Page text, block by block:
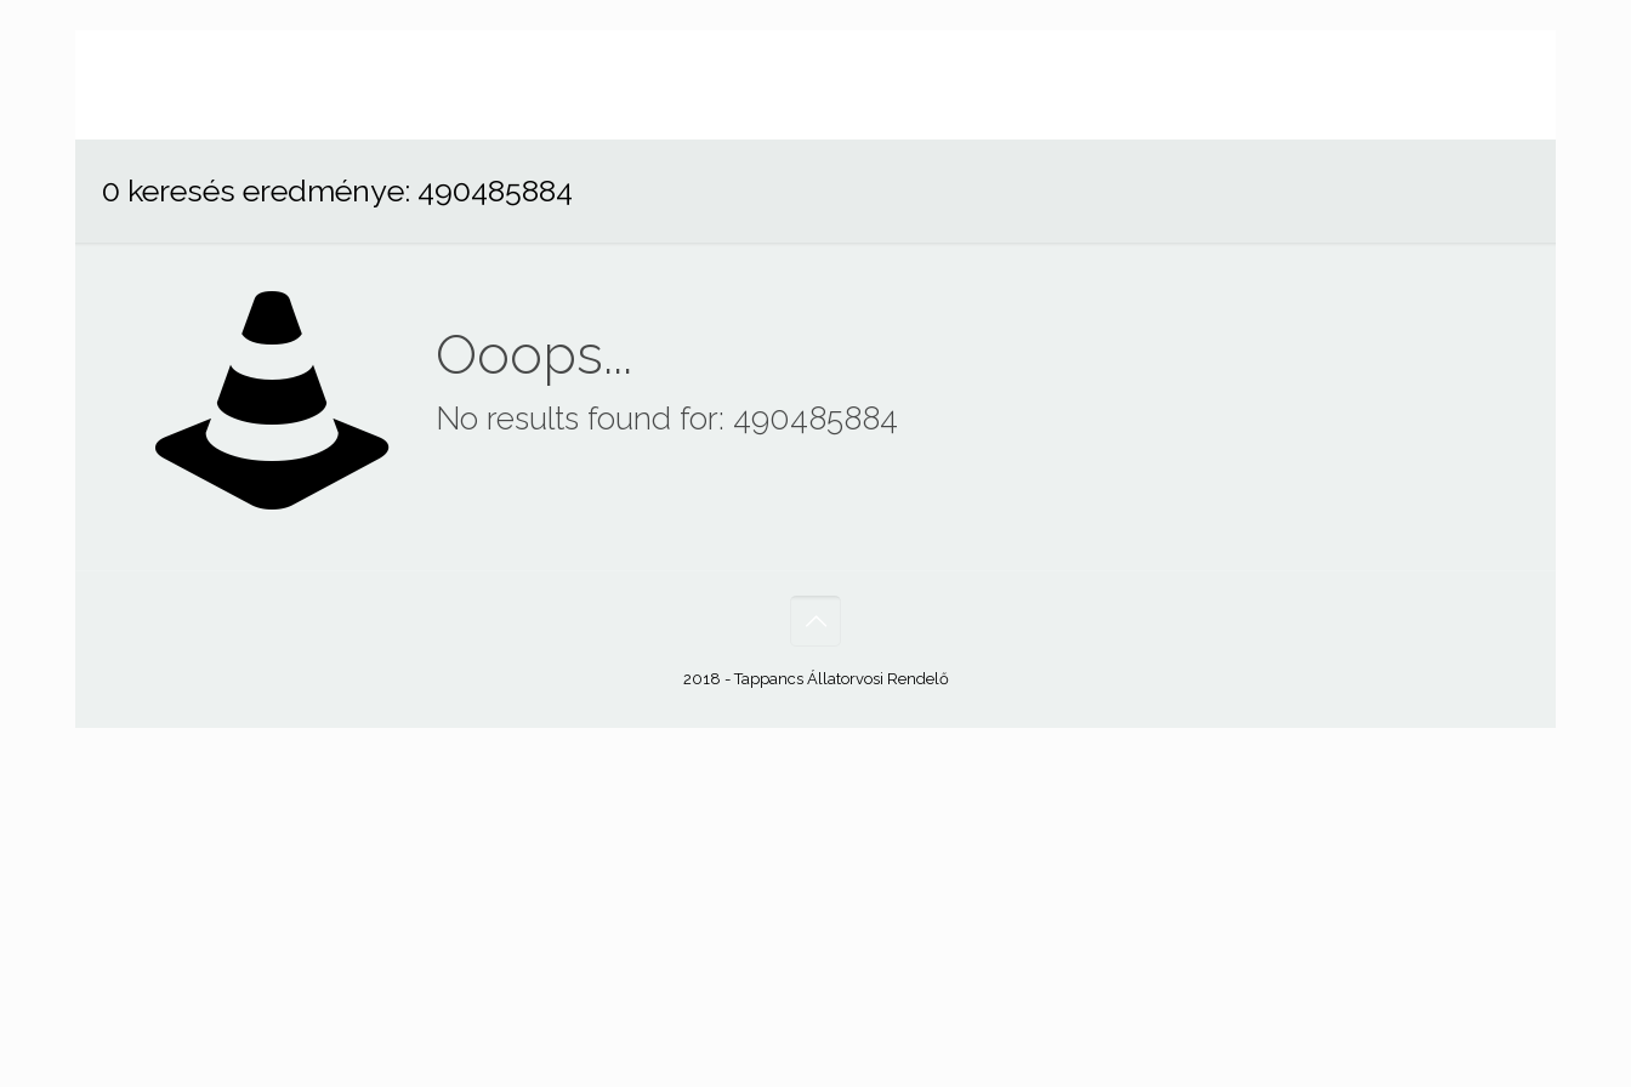
0 keresés eredménye: 490485884
Ooops...
No results found for: 490485884
2018 - Tappancs Állatorvosi Rendelő